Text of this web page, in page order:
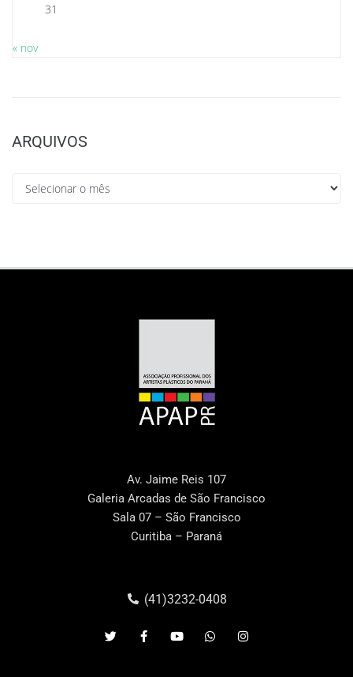
31
« nov
ARQUIVOS
Av. Jaime Reis 107
Galeria Arcadas de São Francisco
Sala 07 – São Francisco
Curitiba – Paraná
(41)3232-0408